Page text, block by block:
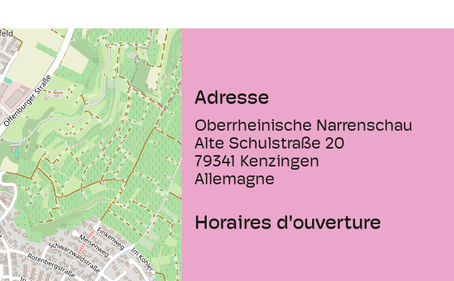
Adresse
Oberrheinische Narrenschau
Alte Schulstraße 20
79341 Kenzingen
Allemagne
Horaires d'ouverture